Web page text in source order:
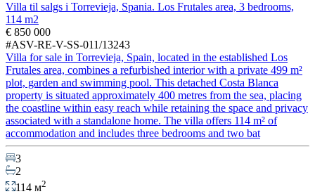
Villa til salgs i Torrevieja, Spania. Los Frutales area, 3 bedrooms,
114 m2
€ 850 000
#ASV-RE-V-SS-011/13243
Villa for sale in Torrevieja, Spain, located in the established Los
Frutales area, combines a refurbished interior with a private 499 m²
plot, garden and swimming pool. This detached Costa Blanca
property is situated approximately 400 metres from the sea, placing
the coastline within easy reach while retaining the space and privacy
associated with a standalone home. The villa offers 114 m² of
accommodation and includes three bedrooms and two bat
3
2
114 м2